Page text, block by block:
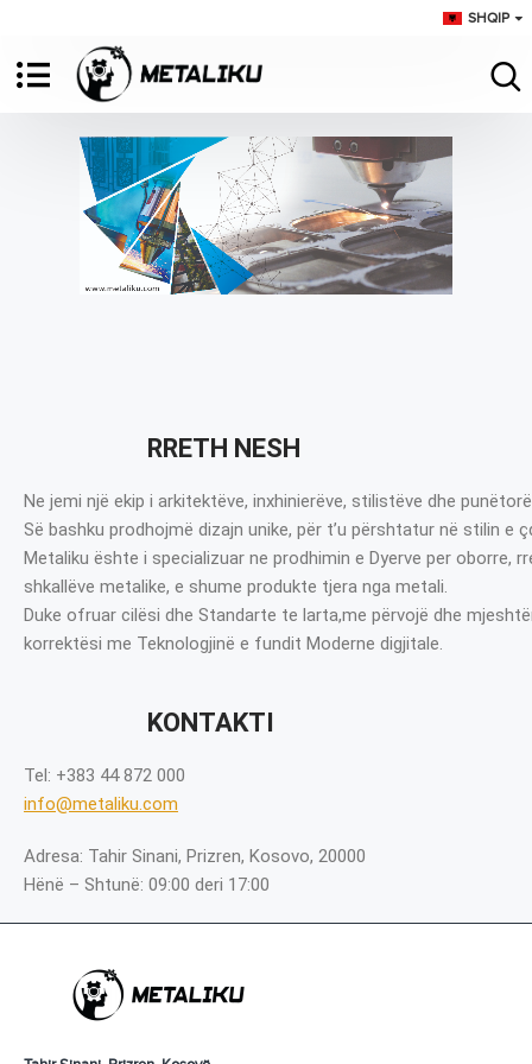
SHQIP
RRETH NESH
Ne jemi një ekip i arkitektëve, inxhinierëve, stilistëve dhe
Së bashku prodhojmë dizajn unike, për t’u përshtatur në stilin e
Metaliku ështe i specializuar ne prodhimin e Dyerve per oborre,
shkallëve metalike, e shume produkte tjera nga metali.
Duke ofruar cilësi dhe Standarte te larta,me përvojë dhe
korrektësi me Teknologjinë e fundit Moderne digjitale.
KONTAKTI
Tel: +383 44 872 000
info@metaliku.com
Adresa: Tahir Sinani, Prizren, Kosovo, 20000
Hënë – Shtunë: 09:00 deri 17:00